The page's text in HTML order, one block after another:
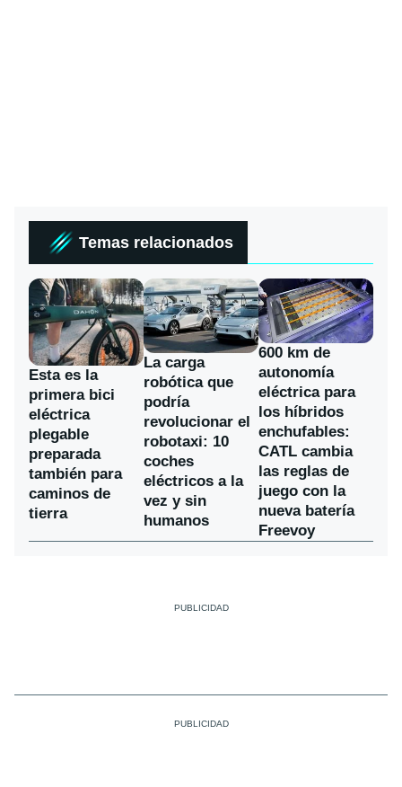
Temas relacionados
Esta es la
primera bici
eléctrica
plegable
preparada
también para
caminos de
tierra
La carga
robótica que
podría
revolucionar el
robotaxi: 10
coches
eléctricos a la
vez y sin
humanos
600 km de
autonomía
eléctrica para
los híbridos
enchufables:
CATL cambia
las reglas de
juego con la
nueva batería
Freevoy